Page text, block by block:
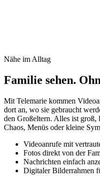
Nähe im Alltag
Familie sehen.
Mit Telemarie kommen
dort an, wo sie gebraucht
den Großeltern. Alles ist
Chaos, Menüs oder kleine
Videoanrufe mit
Fotos direkt von der
Nachrichten einfach
Digitaler Bilderrahmen